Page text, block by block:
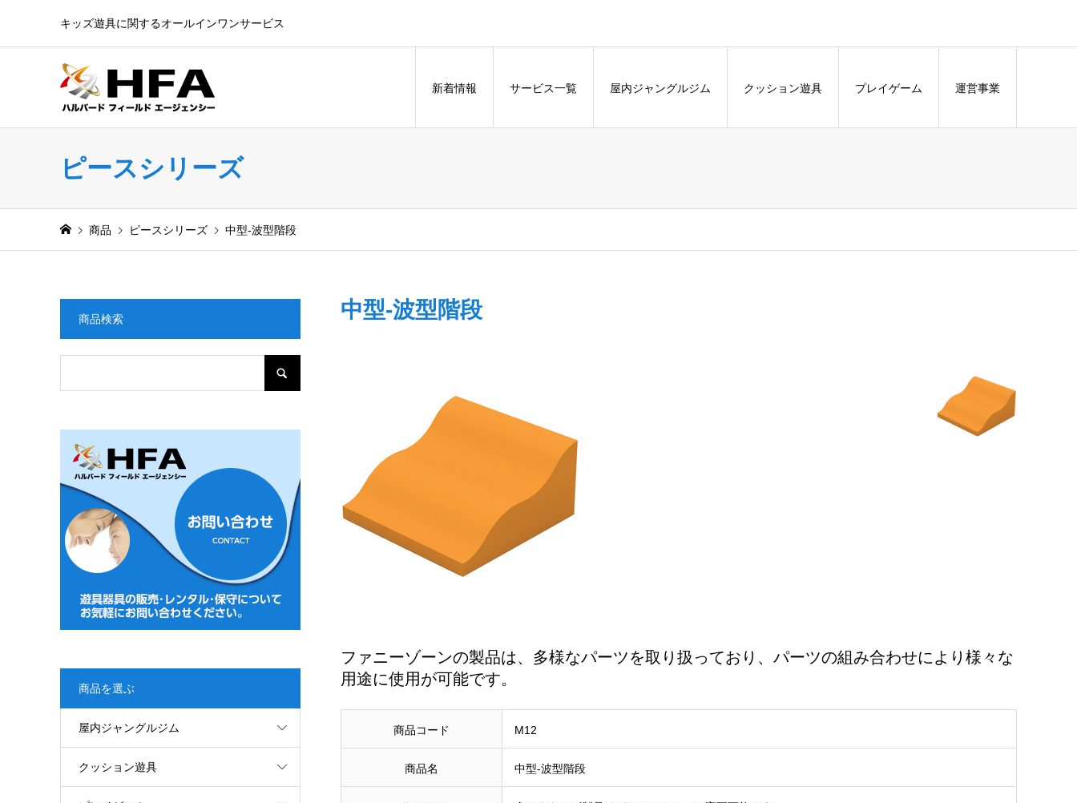
キッズ遊具に関するオールインワンサービス
新着情報 サービス一覧 屋内ジャングルジム クッション遊具 プレイゲーム 運営事業
ピースシリーズ
商品 ピースシリーズ 中型-波型階段
中型-波型階段
ファニーゾーンの製品は、多様なパーツを取り扱っており、パーツの組み合わせにより様々な
用途に使用が可能です。
商品コード M12
商品名 中型-波型階段
商品検索
商品を選ぶ
屋内ジャングルジム
クッション遊具